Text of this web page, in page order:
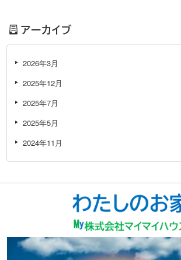
アーカイブ
2026年3月
2025年12月
2025年7月
2025年5月
2024年11月